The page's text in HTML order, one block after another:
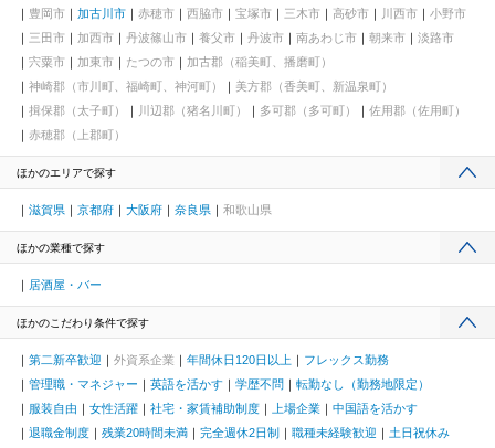
豊岡市
加古川市 赤穂市 西脇市 宝塚市 三木市 高砂市 川西市
小野市
三田市
加西市 丹波篠山市 養父市 丹波市 南あわじ市 朝来市
淡路市
宍粟市
加東市 たつの市
加古郡（稲美町、播磨町）
神崎郡（市川町、福崎町、神河町）
美方郡（香美町、新温泉町）
揖保郡（太子町）
川辺郡（猪名川町） 多可郡（多可町）
佐用郡（佐用町）
赤穂郡（上郡町）
ほかのエリアで探す
滋賀県 京都府 大阪府 奈良県 和歌山県
ほかの業種で探す
居酒屋・バー
ほかのこだわり条件で探す
第二新卒歓迎 外資系企業 年間休日120日以上
フレックス勤務
管理職・マネジャー
英語を活かす 学歴不問
転勤なし（勤務地限定）
服装自由
女性活躍 社宅・家賃補助制度 上場企業
中国語を活かす
退職金制度
残業20時間未満 完全週休2日制 職種未経験歓迎
土日祝休み